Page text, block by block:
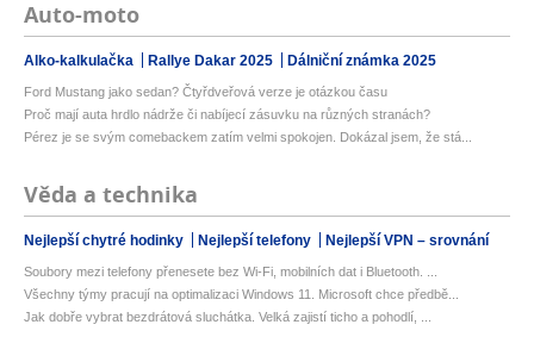
Auto-moto
Alko-kalkulačka Rallye Dakar 2025 Dálniční známka 2025
Ford Mustang jako sedan? Čtyřdveřová verze je otázkou času
Proč mají auta hrdlo nádrže či nabíjecí zásuvku na různých stranách?
Pérez je se svým comebackem zatím velmi spokojen. Dokázal jsem, že stá...
Věda a technika
Nejlepší chytré hodinky Nejlepší telefony Nejlepší VPN – srovnání
Soubory mezi telefony přenesete bez Wi-Fi, mobilních dat i Bluetooth. ...
Všechny týmy pracují na optimalizaci Windows 11. Microsoft chce předbě...
Jak dobře vybrat bezdrátová sluchátka. Velká zajistí ticho a pohodlí, ...